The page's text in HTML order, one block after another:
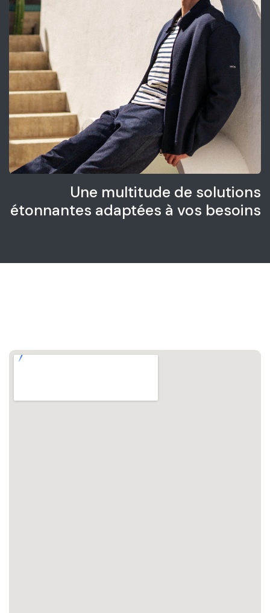
Une multitude de solutions
étonnantes adaptées à vos besoins